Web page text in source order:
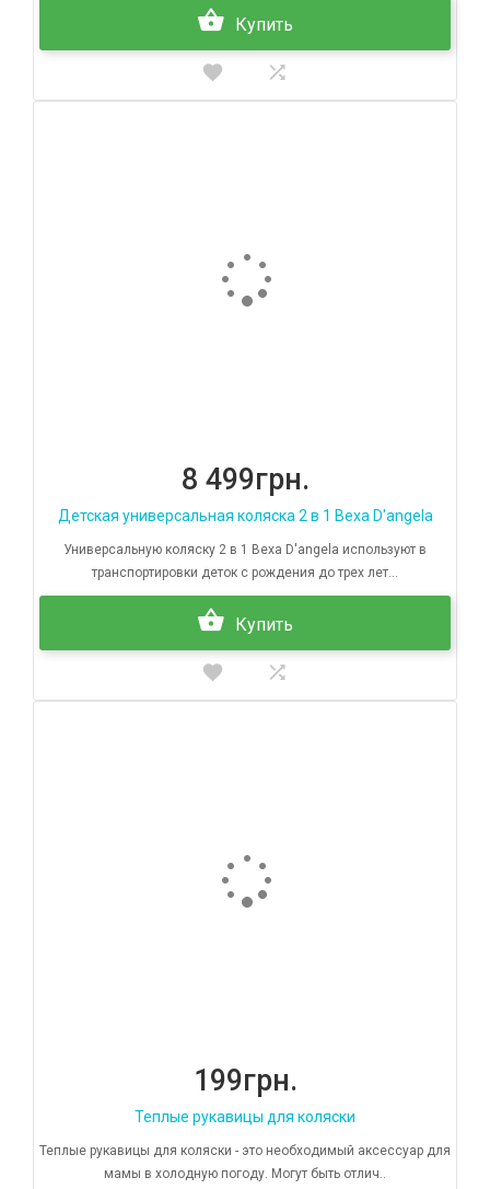
Купить
8 499грн.
Детская универсальная коляска 2 в 1 Bexa D'angela
Универсальную коляску 2 в 1 Bexa D'angela используют в
транспортировки деток с рождения до трех лет...
Купить
199грн.
Теплые рукавицы для коляски
Теплые рукавицы для коляски - это необходимый аксессуар для
мамы в холодную погоду. Могут быть отлич..